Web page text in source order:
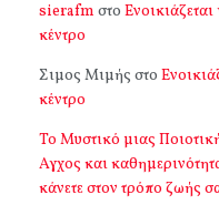
sierafm στο
κέντρο
Σιμος Μιμής στο
κέντρο
Το Μυστικό μιας
Αγχος και
κάνετε στον τρόπο ζωής